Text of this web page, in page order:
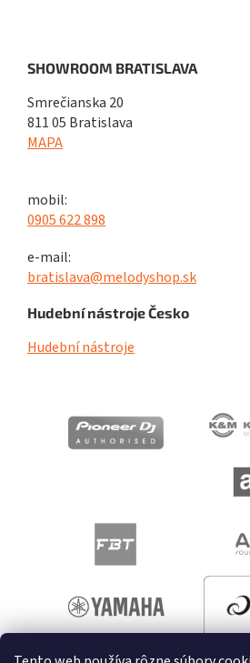
SHOWROOM BRATISLAVA
Smrečianska 20
811 05 Bratislava
MAPA
mobil:
0905 622 898
e-mail:
bratislava@melodyshop.sk
Hudební nástroje Česko
Hudební nástroje